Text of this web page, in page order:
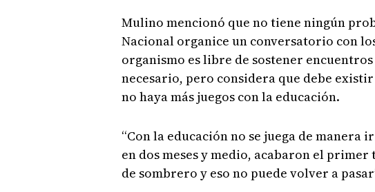
Mulino mencionó que no tiene ningún
Nacional organice un conversatorio con
organismo es libre de sostener
necesario, pero considera que debe
no haya más juegos con la educación.
“Con la educación no se juega de manera
en dos meses y medio, acabaron el
de sombrero y eso no puede volver a